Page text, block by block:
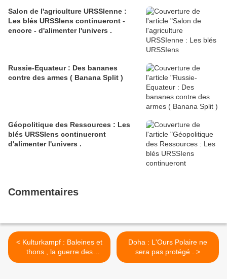
Salon de l'agriculture URSSIenne :
Les blés URSSIens continueront -
encore - d'alimenter l'univers .
Russie-Equateur : Des bananes
contre des armes ( Banana Split )
Géopolitique des Ressources : Les
blés URSSIens continueront
d'alimenter l'univers .
Commentaires
< Kulturkampf : Baleines et
thons , la guerre des
civilisations
Doha : L'Ours Polaire ne
sera pas protégé . >